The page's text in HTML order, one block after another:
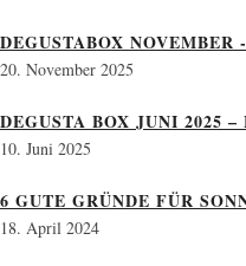
DEGUSTABOX
20. November 2025
DEGUSTA BOX JUNI 2025
10. Juni 2025
6 GUTE GRÜNDE FÜR
18. April 2024